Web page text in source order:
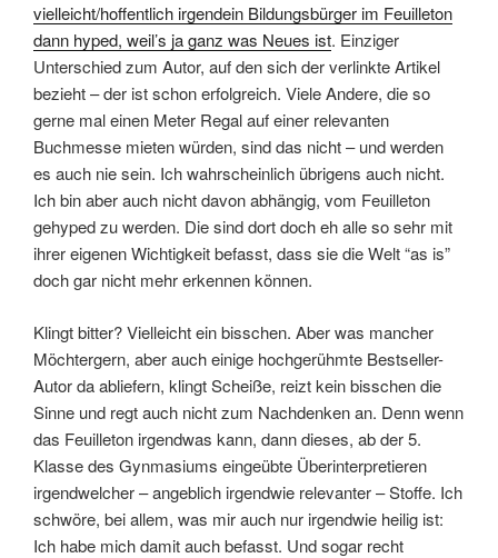
vielleicht/hoffentlich irgendein Bildungsbürger im Feuilleton
dann hyped, weil’s ja ganz was Neues ist. Einziger
Unterschied zum Autor, auf den sich der verlinkte Artikel
bezieht – der ist schon erfolgreich. Viele Andere, die so
gerne mal einen Meter Regal auf einer relevanten
Buchmesse mieten würden, sind das nicht – und werden
es auch nie sein. Ich wahrscheinlich übrigens auch nicht.
Ich bin aber auch nicht davon abhängig, vom Feuilleton
gehyped zu werden. Die sind dort doch eh alle so sehr mit
ihrer eigenen Wichtigkeit befasst, dass sie die Welt “as is”
doch gar nicht mehr erkennen können.
Klingt bitter? Vielleicht ein bisschen. Aber was mancher
Möchtergern, aber auch einige hochgerühmte Bestseller-
Autor da abliefern, klingt Scheiße, reizt kein bisschen die
Sinne und regt auch nicht zum Nachdenken an. Denn wenn
das Feuilleton irgendwas kann, dann dieses, ab der 5.
Klasse des Gynmasiums eingeübte Überinterpretieren
irgendwelcher – angeblich irgendwie relevanter – Stoffe. Ich
schwöre, bei allem, was mir auch nur irgendwie heilig ist:
Ich habe mich damit auch befasst. Und sogar recht